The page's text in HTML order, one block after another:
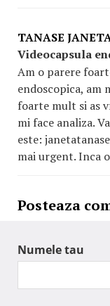
TANASE
Videocapsula
Am o parere
endoscopica, am
foarte mult si as
mi face analiza.
este:
mai urgent. Inca
Posteaza
Numele tau